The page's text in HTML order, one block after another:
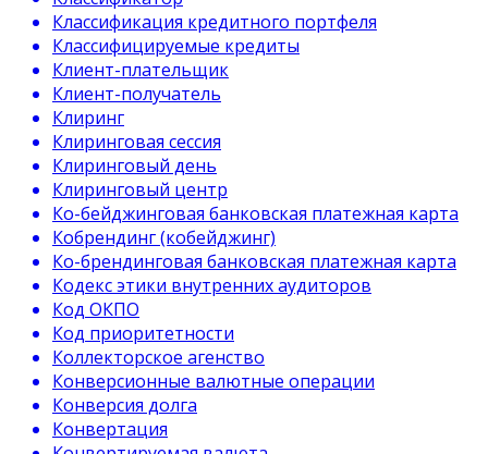
Классификация кредитного портфеля
Классифицируемые кредиты
Клиент-плательщик
Клиент-получатель
Клиринг
Клиринговая сессия
Клиринговый день
Клиринговый центр
Ко-бейджинговая банковская платежная карта
Кобрендинг (кобейджинг)
Ко-брендинговая банковская платежная карта
Кодекс этики внутренних аудиторов
Код ОКПО
Код приоритетности
Коллекторское агенство
Конверсионные валютные операции
Конверсия долга
Конвертация